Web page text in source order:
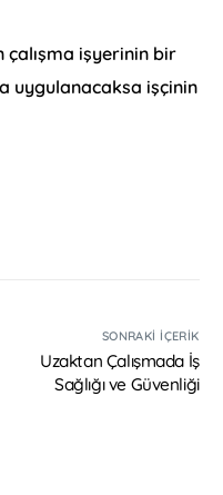
çalışma işyerinin bir
uygulanacaksa işçinin
SONRAKI İÇERIK
Uzaktan Çalışmada İş
Sağlığı ve Güvenliği